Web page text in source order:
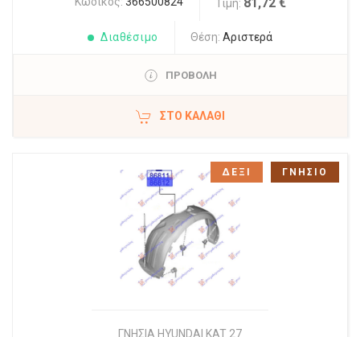
Τιμή:
Διαθέσιμο Θέση: Αριστερά
ΠΡΟΒΟΛΗ
ΣΤΟ ΚΑΛΆΘΙ
ΓΝΗΣΙΑ HYUNDAI KAT 27
ΔΕΞΙ ΓΝΗΣΙΟ